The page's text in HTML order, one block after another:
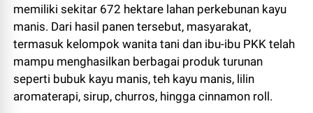
memiliki sekitar 672 hektare lahan perkebunan kayu
manis. Dari hasil panen tersebut, masyarakat,
termasuk kelompok wanita tani dan ibu-ibu PKK telah
mampu menghasilkan berbagai produk turunan
seperti bubuk kayu manis, teh kayu manis, lilin
aromaterapi, sirup, churros, hingga cinnamon roll.